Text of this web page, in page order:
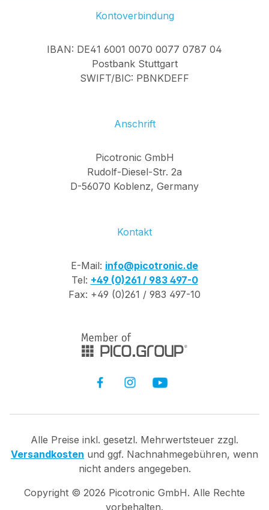
Kontoverbindung
IBAN: DE41 6001 0070 0077 0787 04
Postbank Stuttgart
SWIFT/BIC: PBNKDEFF
Anschrift
Picotronic GmbH
Rudolf-Diesel-Str. 2a
D-56070 Koblenz, Germany
Kontakt
E-Mail: info@picotronic.de
Tel: +49 (0)261 / 983 497-0
Fax: +49 (0)261 / 983 497-10
Alle Preise inkl. gesetzl. Mehrwertsteuer zzgl.
Versandkosten und ggf. Nachnahmegebühren, wenn
nicht anders angegeben.
Copyright © 2026 Picotronic GmbH. Alle Rechte
vorbehalten.